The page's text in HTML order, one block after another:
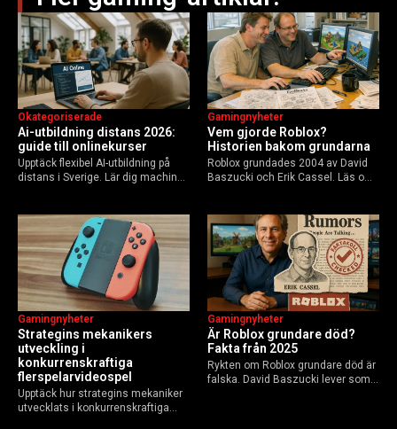
Ai-utbildning distans 2026:
guide till onlinekurser
Okategoriserade
Upptäck flexibel AI-utbildning på
distans i Sverige. Lär dig machine
Guide för nybörjare och
yrkesverksamma som vill bygga…
Vem gjorde Roblox?
Historien bakom grundarna
Gamingnyheter
Roblox grundades 2004 av David
Baszucki och Erik Cassel. Läs om
användare 2025, och vad som
händer inför 2026.
Strategins mekanikers
utveckling i
konkurrenskraftiga
flerspelarvideospel
Gamingnyheter
Upptäck hur strategins mekaniker
utvecklats i konkurrenskraftiga
Är Roblox grundare död?
Fakta från 2025
Gamingnyheter
Rykten om Roblox grundare död är
falska. David Baszucki lever som